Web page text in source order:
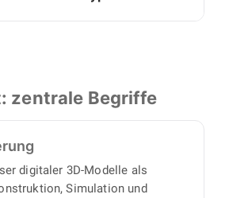
Satz an
mit minimalem
Aufsichtsaufwand auf Ihrer
wir präzise 3D-Modelle,
Prototypen, die sich nahtlos
einfügen. So sichern wir
früh ab.
zentrale Begriffe
digitaler 3D-Modelle als
Simulation und